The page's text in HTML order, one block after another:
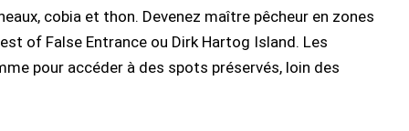
cobia et thon. Devenez maître pêcheur en zones
of False Entrance ou Dirk Hartog Island. Les
pour accéder à des spots préservés, loin des